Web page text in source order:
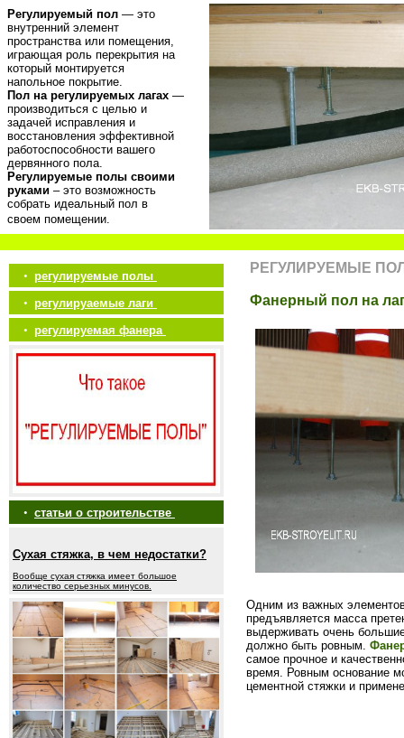
Регулируемый пол — это
внутренний элемент
пространства или помещения,
играющая роль перекрытия на
который монтируется
напольное покрытие.
Пол на регулируемых лагах —
производиться с целью и
задачей исправления и
восстановления эффективной
работоспособности вашего
дервянного пола.
Регулируемые полы своими
руками – это возможность
собрать идеальный пол в
своем помещении.
• регулируемые полы
• регулируаемые лаги
• регулируемая фанера
• статьи о строительстве
Сухая стяжка, в чем недостатки?
Вообще сухая стяжка имеет большое
количество серьезных минусов.
РЕГУЛИРУЕМЫЕ
Фанерный пол на
Одним из важных
предъявляется масса
выдерживать очень
должно быть ровным.
самое прочное и
время. Ровным основание
цементной стяжки и